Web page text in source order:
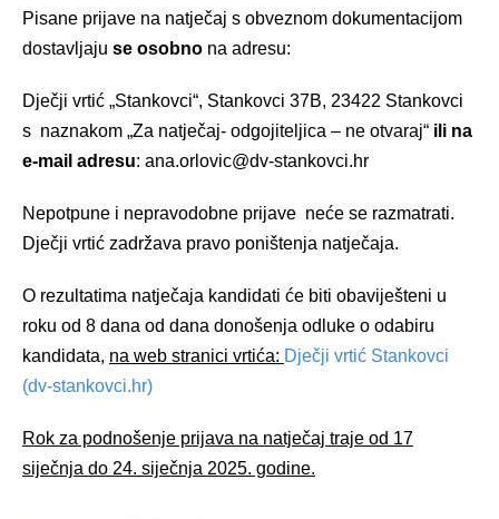
Pisane prijave na natječaj s obveznom dokumentacijom
dostavljaju se osobno na adresu:
Dječji vrtić „Stankovci“, Stankovci 37B, 23422 Stankovci
s naznakom „Za natječaj- odgojiteljica – ne otvaraj“ ili na
e-mail adresu: ana.orlovic@dv-stankovci.hr
Nepotpune i nepravodobne prijave neće se razmatrati.
Dječji vrtić zadržava pravo poništenja natječaja.
O rezultatima natječaja kandidati će biti obaviješteni u
roku od 8 dana od dana donošenja odluke o odabiru
kandidata, na web stranici vrtića: Dječji vrtić Stankovci
(dv-stankovci.hr)
Rok za podnošenje prijava na natječaj traje od 17
siječnja do 24. siječnja 2025. godine.